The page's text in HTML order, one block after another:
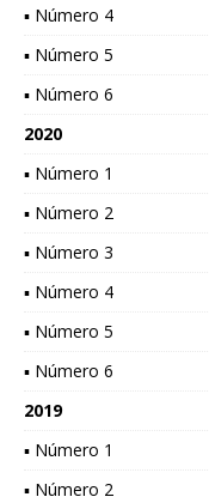
▪ Número 4
▪ Número 5
▪ Número 6
2020
▪ Número 1
▪ Número 2
▪ Número 3
▪ Número 4
▪ Número 5
▪ Número 6
2019
▪ Número 1
▪ Número 2